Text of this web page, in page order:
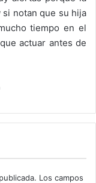
notan que su hija
tiempo en el
actuar antes de
Los campos